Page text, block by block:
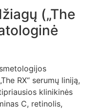
(„The
RX“ serumų liniją,
klinikinės
C, retinolis,